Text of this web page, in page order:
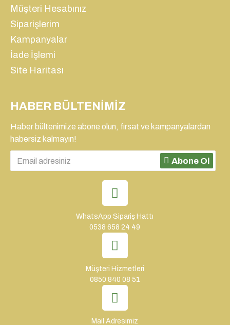
Müşteri Hesabınız
Siparişlerim
Kampanyalar
İade İşlemi
Site Haritası
HABER BÜLTENIMIZ
Haber bültenimize abone olun, fırsat ve kampanyalardan
habersiz kalmayın!
Abone Ol
WhatsApp Sipariş Hattı
0538 658 24 49
Müşteri Hizmetleri
0850 840 08 51
Mail Adresimiz